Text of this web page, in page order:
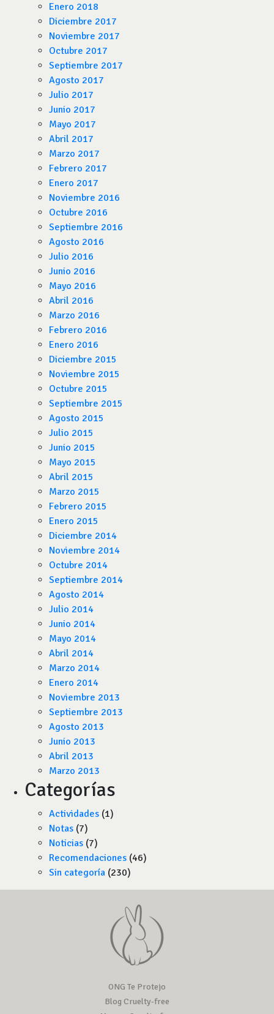
Enero 2018
Diciembre 2017
Noviembre 2017
Octubre 2017
Septiembre 2017
Agosto 2017
Julio 2017
Junio 2017
Mayo 2017
Abril 2017
Marzo 2017
Febrero 2017
Enero 2017
Noviembre 2016
Octubre 2016
Septiembre 2016
Agosto 2016
Julio 2016
Junio 2016
Mayo 2016
Abril 2016
Marzo 2016
Febrero 2016
Enero 2016
Diciembre 2015
Noviembre 2015
Octubre 2015
Septiembre 2015
Agosto 2015
Julio 2015
Junio 2015
Mayo 2015
Abril 2015
Marzo 2015
Febrero 2015
Enero 2015
Diciembre 2014
Noviembre 2014
Octubre 2014
Septiembre 2014
Agosto 2014
Julio 2014
Junio 2014
Mayo 2014
Abril 2014
Marzo 2014
Enero 2014
Noviembre 2013
Septiembre 2013
Agosto 2013
Junio 2013
Abril 2013
Marzo 2013
Categorías
Actividades (1)
Notas (7)
Noticias (7)
Recomendaciones (46)
Sin categoría (230)
ONG Te Protejo
Blog Cruelty-free